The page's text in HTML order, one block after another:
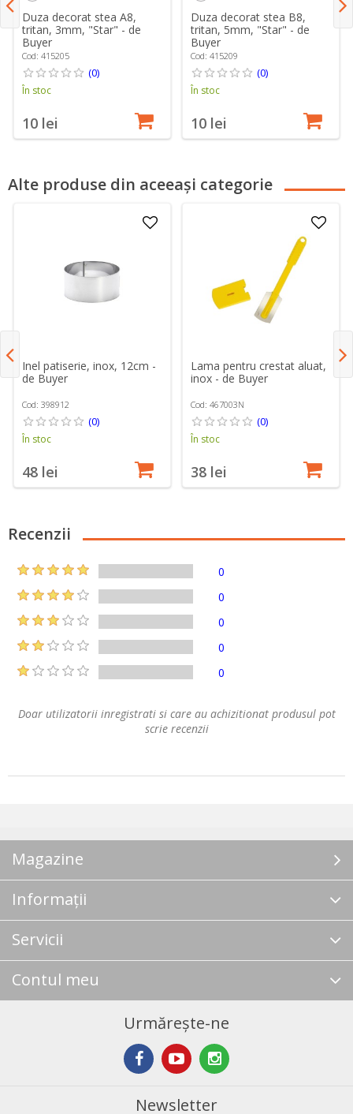
Duza decorat stea A8,
tritan, 3mm, "Star" - de
Buyer
Cod: 415205
(0)
În stoc
10 lei
Duza decorat stea B8,
tritan, 5mm, "Star" - de
Buyer
Cod: 415209
(0)
În stoc
10 lei
Alte produse din aceeași categorie
Inel patiserie, inox, 12cm -
de Buyer
Cod: 398912
(0)
În stoc
48 lei
Lama pentru crestat aluat,
inox - de Buyer
Cod: 467003N
(0)
În stoc
38 lei
Recenzii
0
0
0
0
0
Doar utilizatorii inregistrati si care au achizitionat produsul pot
scrie recenzii
Magazine
Informații
Servicii
Contul meu
Urmărește-ne
Newsletter